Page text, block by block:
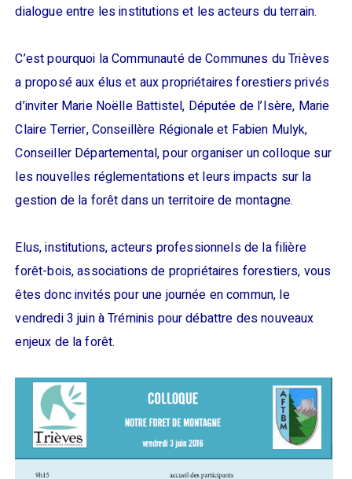
dialogue entre les institutions et les acteurs du terrain.
C’est pourquoi la Communauté de Communes du Trièves
a proposé aux élus et aux propriétaires forestiers privés
d’inviter Marie Noëlle Battistel, Députée de l’Isère, Marie
Claire Terrier, Conseillère Régionale et Fabien Mulyk,
Conseiller Départemental, pour organiser un colloque sur
les nouvelles réglementations et leurs impacts sur la
gestion de la forêt dans un territoire de montagne.
Elus, institutions, acteurs professionnels de la filière
forêt-bois, associations de propriétaires forestiers, vous
êtes donc invités pour une journée en commun, le
vendredi 3 juin à Tréminis pour débattre des nouveaux
enjeux de la forêt.